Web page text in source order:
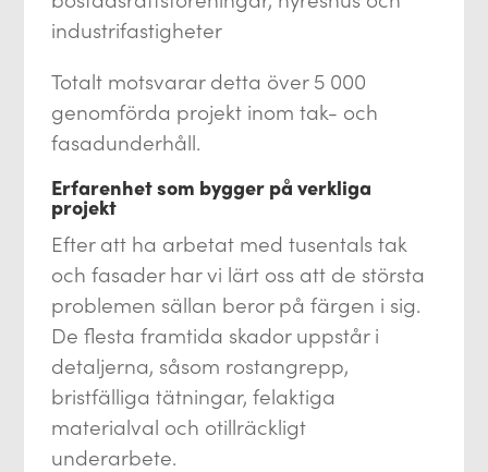
industrifastigheter
Totalt motsvarar detta över 5 000
genomförda projekt inom tak- och
fasadunderhåll.
Erfarenhet som bygger på verkliga
projekt
Efter att ha arbetat med tusentals tak
och fasader har vi lärt oss att de största
problemen sällan beror på färgen i sig.
De flesta framtida skador uppstår i
detaljerna, såsom rostangrepp,
bristfälliga tätningar, felaktiga
materialval och otillräckligt
underarbete.